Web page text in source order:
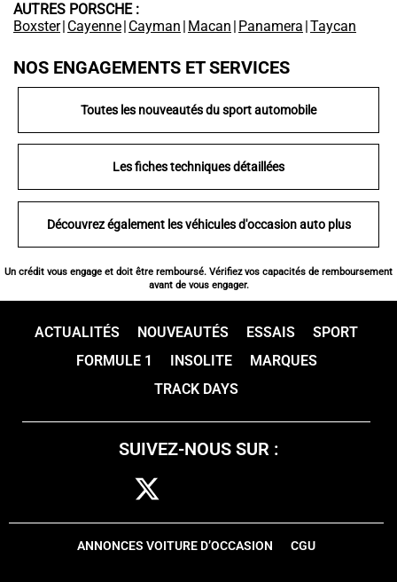
AUTRES PORSCHE :
Boxster| Cayenne| Cayman | Macan | Panamera |Taycan
NOS ENGAGEMENTS ET SERVICES
Toutes les nouveautés du sport automobile
Les fiches techniques détaillées
Découvrez également les véhicules d'occasion auto plus
Un crédit vous engage et doit être remboursé. Vérifiez vos capacités de remboursement
avant de vous engager.
ACTUALITÉS NOUVEAUTÉS ESSAIS
SPORT
FORMULE 1
INSOLITE
MARQUES
TRACK DAYS
SUIVEZ-NOUS SUR :
ANNONCES VOITURE D’OCCASION CGU